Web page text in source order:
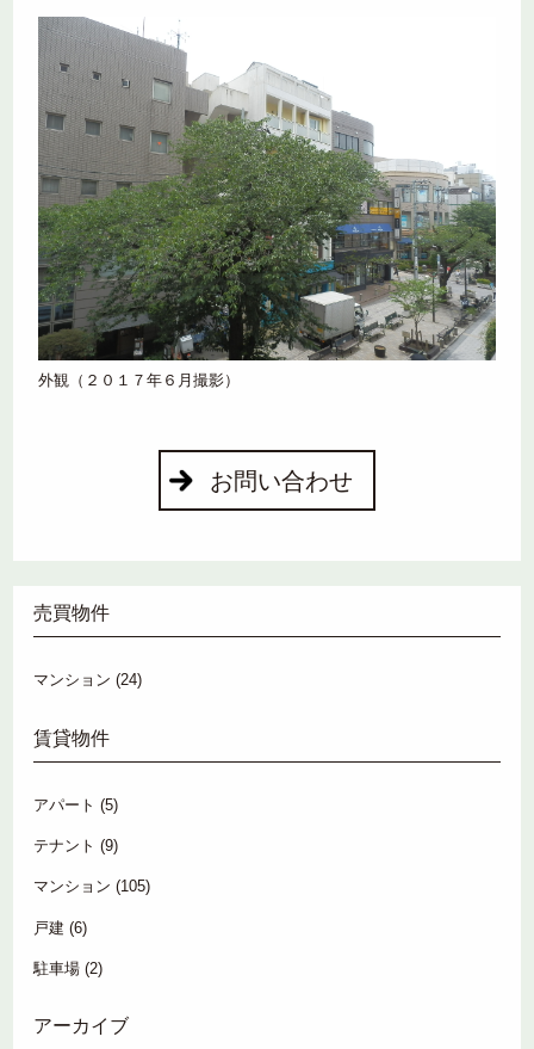
外観（２０１７年６月撮影）
お問い合わせ
売買物件
マンション (24)
賃貸物件
アパート (5)
テナント (9)
マンション (105)
戸建 (6)
駐車場 (2)
アーカイブ